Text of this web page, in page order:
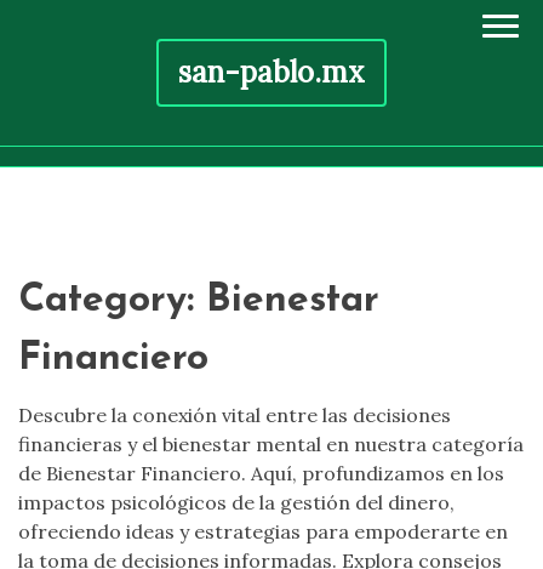
san-pablo.mx
Category: Bienestar
Financiero
Descubre la conexión vital entre las decisiones
financieras y el bienestar mental en nuestra categoría
de Bienestar Financiero. Aquí, profundizamos en los
impactos psicológicos de la gestión del dinero,
ofreciendo ideas y estrategias para empoderarte en
la toma de decisiones informadas. Explora consejos